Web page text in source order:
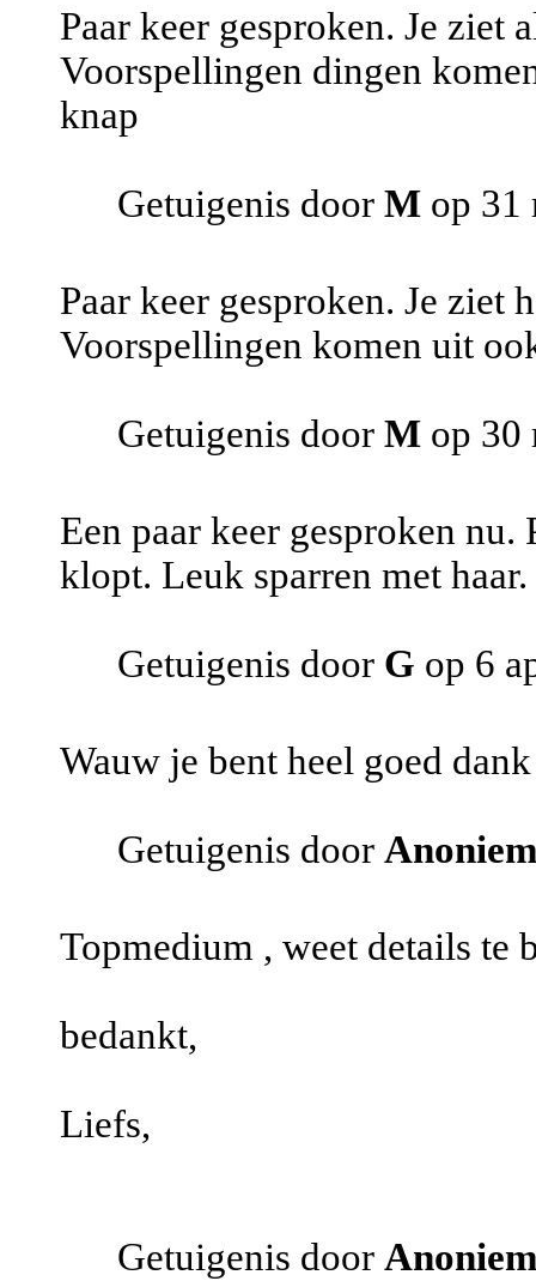
Paar keer gesproken. Je ziet
Voorspellingen dingen
knap
Getuigenis door M op 31
Paar keer gesproken. Je ziet
Voorspellingen komen uit
Getuigenis door M op 30
Een paar keer gesproken
klopt. Leuk sparren met haar.
Getuigenis door G op 6
Wauw je bent heel goed
Getuigenis door Anoniem
Topmedium , weet details te
bedankt,
Liefs,
Getuigenis door Anoniem